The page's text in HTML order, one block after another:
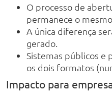
O processo de
permanece o
A única diferença
gerado.
Sistemas públicos e
os dois formatos
Impacto para